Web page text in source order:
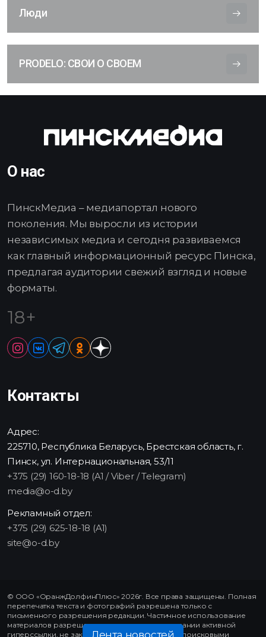
Люди
PRODELO: СВОИ О СВОЕМ
О нас
ПинскМедиа – медиапортал нового
поколения. Мы выросли из истории
независимых медиа и сегодня развиваемся
как главный информационный ресурс Пинска,
предлагая аудитории свежий взгляд и новые
форматы.
18+
Контакты
Адрес:
225710, Республика Беларусь, Брестская область, г.
Пинск, ул. Интернациональная, 53/11
+375 (29) 160-18-18 (A1 / Viber / Telegram)
media@o-d.by
Рекламный отдел:
+375 (29) 625-18-18 (A1)
site@o-d.by
© ООО «ОранжДолфинПлюс» 2026г. Все права защищены. Полная
перепечатка текста и фотографий разрешена только с
письменного разрешения редакции. Частичное использование
материалов разрешено только при использовании активной
гиперссылки, не закрытой от индексирования поисковыми
Лента новостей